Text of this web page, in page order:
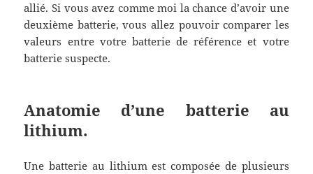
allié. Si vous avez comme moi la chance d’avoir une
deuxième batterie, vous allez pouvoir comparer les
valeurs entre votre batterie de référence et votre
batterie suspecte.
Anatomie d’une batterie au
lithium.
Une batterie au lithium est composée de plusieurs